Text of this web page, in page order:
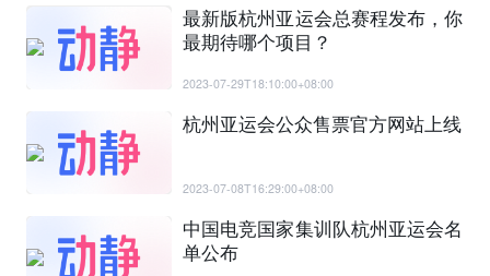
最新版杭州亚运会总赛程发布，你
最期待哪个项目？
2023-07-29T18:10:00+08:00
杭州亚运会公众售票官方网站上线
2023-07-08T16:29:00+08:00
中国电竞国家集训队杭州亚运会名
单公布